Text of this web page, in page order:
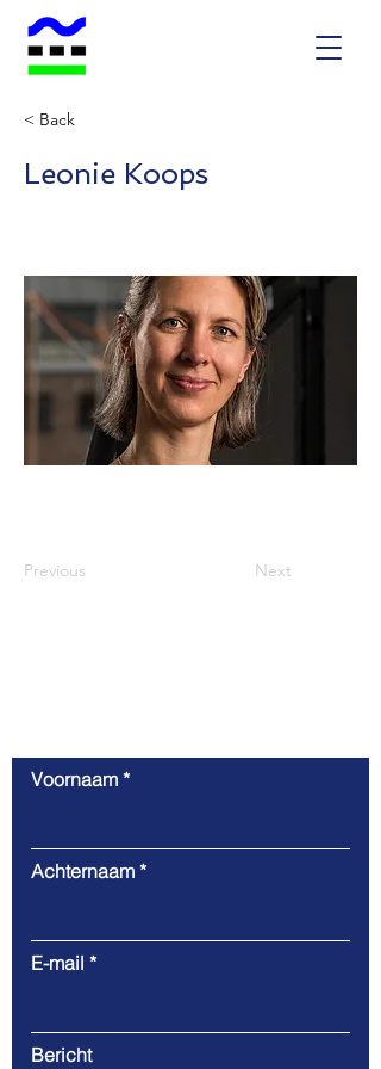
< Back
Leonie Koops
Previous Next
Voornaam
Achternaam
E-mail
Bericht